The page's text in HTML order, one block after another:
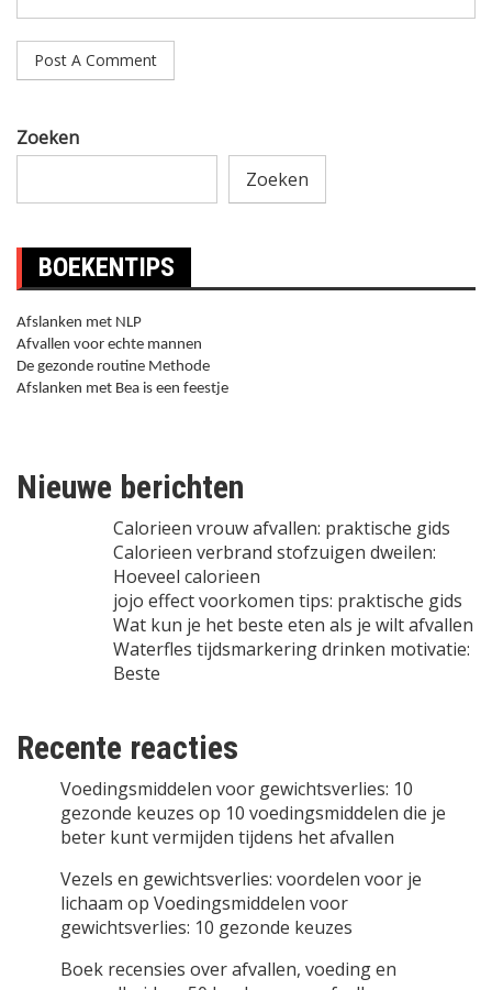
Zoeken
Zoeken
BOEKENTIPS
Afslanken met NLP
Afvallen voor echte mannen
De gezonde routine Methode
Afslanken met Bea is een feestje
Nieuwe berichten
Calorieen vrouw afvallen: praktische gids
Calorieen verbrand stofzuigen dweilen:
Hoeveel calorieen
jojo effect voorkomen tips: praktische gids
Wat kun je het beste eten als je wilt afvallen
Waterfles tijdsmarkering drinken motivatie:
Beste
Recente reacties
Voedingsmiddelen voor gewichtsverlies: 10
gezonde keuzes op 10 voedingsmiddelen die je
beter kunt vermijden tijdens het afvallen
Vezels en gewichtsverlies: voordelen voor je
lichaam op Voedingsmiddelen voor
gewichtsverlies: 10 gezonde keuzes
Boek recensies over afvallen, voeding en